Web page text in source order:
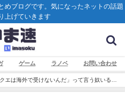
めブログです。気になったネットの話題
上げていきます
ゲーム ラノベ お問い合わせ
エは海外で受けないんだ」って言う奴いるけ